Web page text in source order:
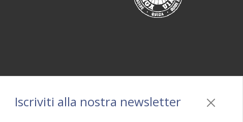
Privacy /Cookie policy/Mappa/BO sito Credits
Iscriviti alla nostra newsletter